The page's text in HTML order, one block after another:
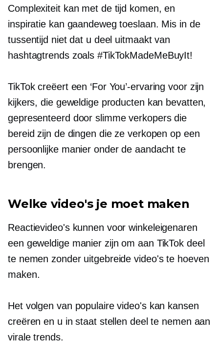
Complexiteit kan met de tijd komen, en
inspiratie kan gaandeweg toeslaan. Mis in de
tussentijd niet dat u deel uitmaakt van
hashtagtrends zoals #TikTokMadeMeBuyIt!
TikTok creëert een ‘For You’-ervaring voor zijn
kijkers, die geweldige producten kan bevatten,
gepresenteerd door slimme verkopers die
bereid zijn de dingen die ze verkopen op een
persoonlijke manier onder de aandacht te
brengen.
Welke video's je moet maken
Reactievideo's kunnen voor winkeleigenaren
een geweldige manier zijn om aan TikTok deel
te nemen zonder uitgebreide video's te hoeven
maken.
Het volgen van populaire video's kan kansen
creëren en u in staat stellen deel te nemen aan
virale trends.